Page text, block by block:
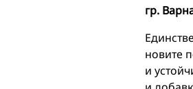
гр.
новите
и